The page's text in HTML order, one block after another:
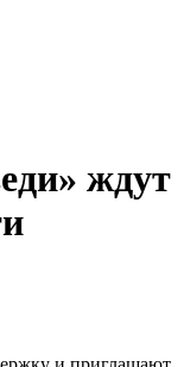
ждут